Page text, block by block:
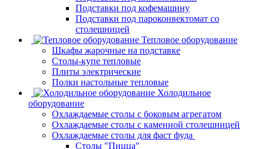
Подставки под кофемашину
Подставки под пароконвектомат со
столешницей
Тепловое оборудование
Шкафы жарочные на подставке
Столы-купе тепловые
Плиты электрические
Полки настольные тепловые
Холодильное
оборудование
Охлаждаемые столы с боковым агрегатом
Охлаждаемые столы с каменной столешницей
Охлаждаемые столы для фаст фуда
Столы "Пицца"